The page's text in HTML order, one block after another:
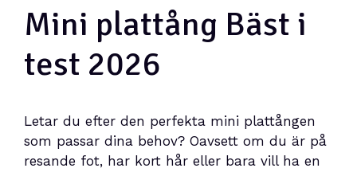
Mini plattång Bäst i
test 2026
Letar du efter den perfekta mini plattången
som passar dina behov? Oavsett om du är på
resande fot, har kort hår eller bara vill ha en